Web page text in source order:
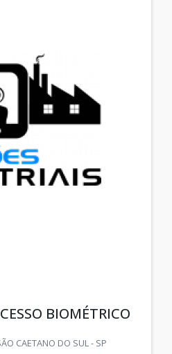
BIOMÉTRICO
CAETANO DO SUL - SP